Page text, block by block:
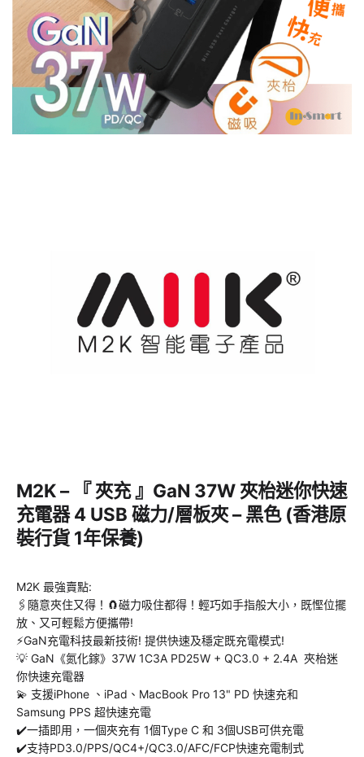
M2K – 『 夾充 』GaN 37W 夾枱迷你快速
充電器 4 USB 磁力/層板夾 – 黑色 (香港原
裝行貨 1年保養)
M2K 最強賣點:
🖇隨意夾住又得！🧲磁力吸住都得！輕巧如手指般大小，既慳位擺
放、又可輕鬆方便攜帶!
⚡GaN充電科技最新技術! 提供快速及穩定既充電模式!
💡 GaN《氮化鎵》37W 1C3A PD25W + QC3.0 + 2.4A 夾枱迷
你快速充電器
💫 支援iPhone 、iPad、MacBook Pro 13" PD 快速充和
Samsung PPS 超快速充電
✔️一插即用，一個夾充有 1個Type C 和 3個USB可供充電
✔️支持PD3.0/PPS/QC4+/QC3.0/AFC/FCP快速充電制式